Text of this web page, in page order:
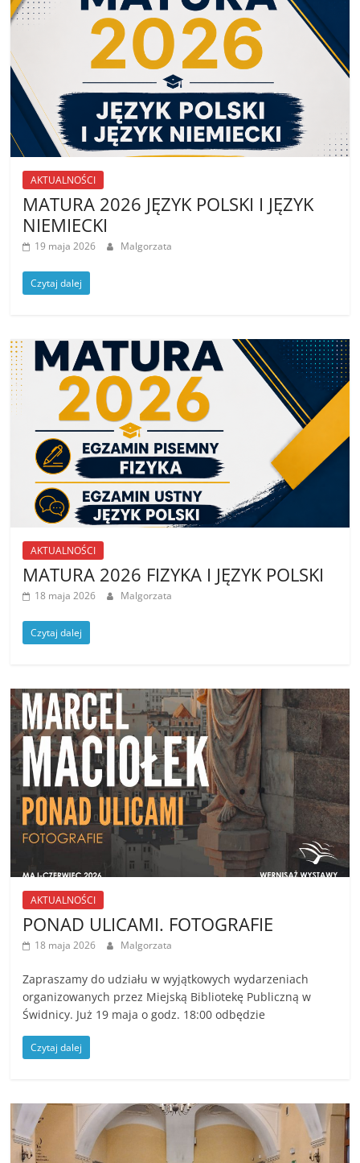
AKTUALNOŚCI
MATURA 2026 JĘZYK POLSKI I JĘZYK
NIEMIECKI
19 maja 2026 Malgorzata
Czytaj dalej
AKTUALNOŚCI
MATURA 2026 FIZYKA I JĘZYK POLSKI
18 maja 2026 Malgorzata
Czytaj dalej
AKTUALNOŚCI
PONAD ULICAMI. FOTOGRAFIE
18 maja 2026 Malgorzata
Zapraszamy do udziału w wyjątkowych wydarzeniach
organizowanych przez Miejską Bibliotekę Publiczną w
Świdnicy. Już 19 maja o godz. 18:00 odbędzie
Czytaj dalej